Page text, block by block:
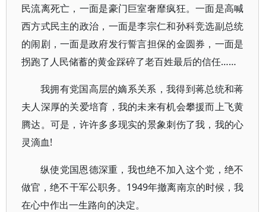
民流离死亡，一面是豪门巨室奢靡疯狂。一面是高喊
西方式民主的政治，一面是李宗仁和孙科竞选副总统
的闹剧，一面是政府发行誓言担保的金圆券，一面是
拐跑了人民储蓄的黄金踩碎了老百姓最后的信任……
我拥有党国高层的嫡系关系，我得到蒋总统和蒋
夫人深厚的关爱培育，我的未来有机会攀援而上飞黄
腾达。可是，许许多多现实的景象刺伤了我，我的心
灵滴血!
纵使党国恩德深重，我也绝不加入这个党，绝不
做官，绝不干军公职务。1949年撤离南京的时候，我
在心中作出一生路向的决定。